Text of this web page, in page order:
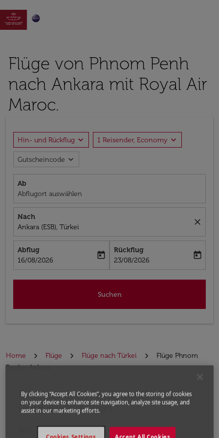

Flüge von Phnom Penh
nach Ankara mit Royal Air
Maroc.
Hin- und Rückflug expand_more 1 Reisender, Economy expand_more
Gutscheincode expand_more
Ab
Abflugort auswählen
Nach
Ankara (ESB), Türkei
close
Abflug
fc-booking-departure-date-aria-label
16/08/2026
today
Rückflug
fc-booking-return-date-aria-label
23/08/2026
today
Suchen
Home Flüge Flüge nach Türkei
Flüge Phnom
Penh - Ankara
Die nächsten Flüge von Phnom
Penh nach Ankara
Bitte ändern Sie Ihre gewünschte Route (Abflugort
By clicking “Accept All Cookies”, you agree to the storing of cookies
on your device to enhance site navigation, analyze site usage, and
assist in our marketing efforts.